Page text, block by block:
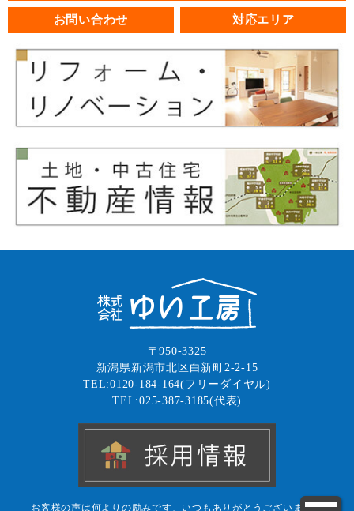
お問い合わせ 対応エリア
〒950-3325
新潟県新潟市北区白新町2-2-15
TEL:0120-184-164(フリーダイヤル)
TEL:025-387-3185(代表)
お客様の声は何よりの励みです、いつもありがとうございます！